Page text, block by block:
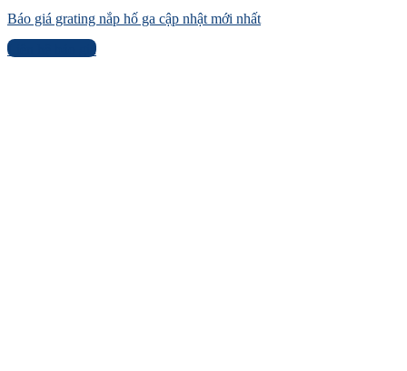
Báo giá grating nắp hố ga cập nhật mới nhất
Liên hệ báo giá